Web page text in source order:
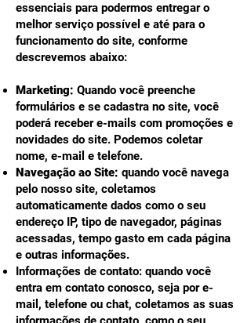
essenciais para podermos entregar o
melhor serviço possível e até para o
funcionamento do site, conforme
descrevemos abaixo:
Marketing: Quando você preenche
formulários e se cadastra no site, você
poderá receber e-mails com promoções e
novidades do site. Podemos coletar
nome, e-mail e telefone.
Navegação ao Site: quando você navega
pelo nosso site, coletamos
automaticamente dados como o seu
endereço IP, tipo de navegador, páginas
acessadas, tempo gasto em cada página
e outras informações.
Informações de contato: quando você
entra em contato conosco, seja por e-
mail, telefone ou chat, coletamos as suas